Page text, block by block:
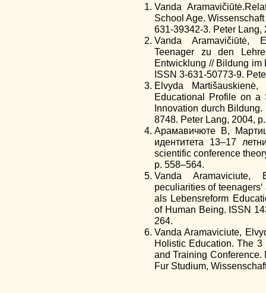
Vanda
School Age.
631-39342-3. Peter Lang,
Vanda Aramavičiūtė,
Teenager zu den
Entwicklung // Bildung im
ISSN 3-631-50773-9.
Elvyda
Educational Profile on a
Innovation durch
8748. Peter Lang, 2004,
Арамавичюте В,
идентитета 13–17
scientific conference
p. 558–564.
Vanda Aramaviciute,
peculiarities of
als Lebensreform
of Human Being. ISSN
264.
Vanda Aramaviciute,
Holistic Education. The 3
and Training Conference.
Fur Studium,